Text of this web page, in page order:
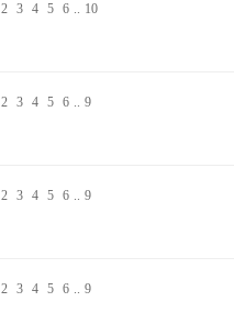
2 3 4 5 6 .. 10
2 3 4 5 6 .. 9
2 3 4 5 6 .. 9
2 3 4 5 6 .. 9